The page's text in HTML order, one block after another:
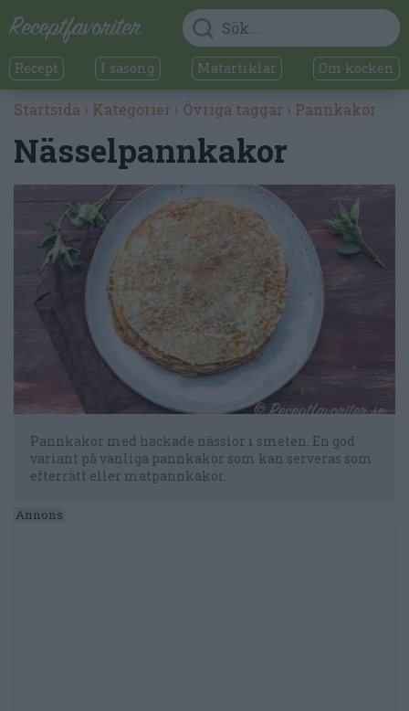
Recept I säsong Matartiklar Om kocken
Startsida › Kategorier › Övriga taggar › Pannkakor
Nässelpannkakor
Pannkakor med hackade nässlor i smeten. En god
variant på vanliga pannkakor som kan serveras som
efterrätt eller matpannkakor.